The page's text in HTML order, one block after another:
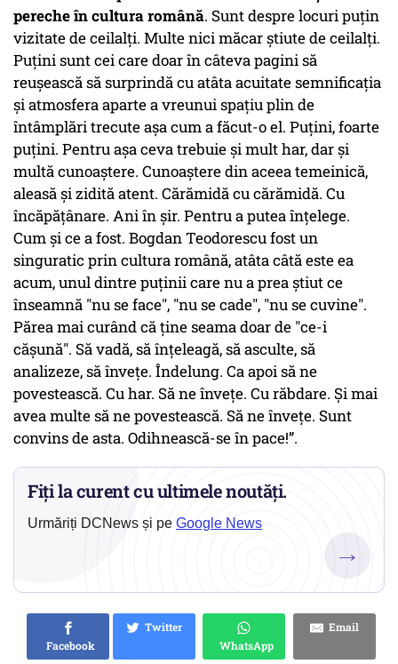
pereche în cultura română. Sunt despre locuri puțin
vizitate de ceilalți. Multe nici măcar știute de ceilalți.
Puțini sunt cei care doar în câteva pagini să
reușească să surprindă cu atâta acuitate semnificația
și atmosfera aparte a vreunui spațiu plin de
întâmplări trecute așa cum a făcut-o el. Puțini, foarte
puțini. Pentru așa ceva trebuie și mult har, dar și
multă cunoaștere. Cunoaștere din aceea temeinică,
aleasă și zidită atent. Cărămidă cu cărămidă. Cu
încăpățânare. Ani în șir. Pentru a putea înțelege.
Cum și ce a fost. Bogdan Teodorescu fost un
singuratic prin cultura română, atâta câtă este ea
acum, unul dintre puținii care nu a prea știut ce
înseamnă "nu se face", "nu se cade", "nu se cuvine".
Părea mai curând că ține seama doar de "ce-i
cășună". Să vadă, să înțeleagă, să asculte, să
analizeze, să învețe. Îndelung. Ca apoi să ne
povestească. Cu har. Să ne învețe. Cu răbdare. Și mai
avea multe să ne povestească. Să ne învețe. Sunt
convins de asta. Odihnească-se în pace!”.
Fiți la curent cu ultimele noutăți.
Urmăriți DCNews și pe Google News
→
Facebook
Twitter
WhatsApp
Email